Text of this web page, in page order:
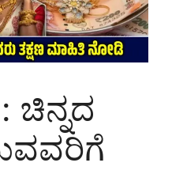
ಚಿನ್ನದ